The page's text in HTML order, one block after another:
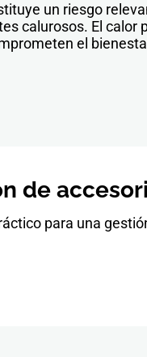
un riesgo
calurosos. El calor
el
de
para una